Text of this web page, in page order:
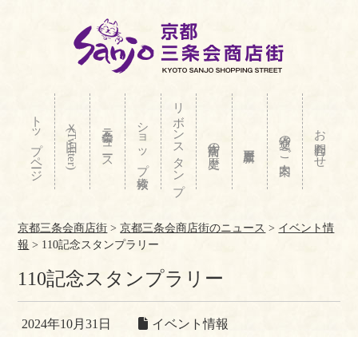
トップページ Ｘ(旧Twitter) 三条会ニュース ショップ検索 リボンスタンプ 商店街の歴史 交通のご案内 お問合わせ
京都三条会商店街 >京都三条会商店街のニュース > イベント情
報 > 110記念スタンプラリー
110記念スタンプラリー
2024年10月31日 イベント情報